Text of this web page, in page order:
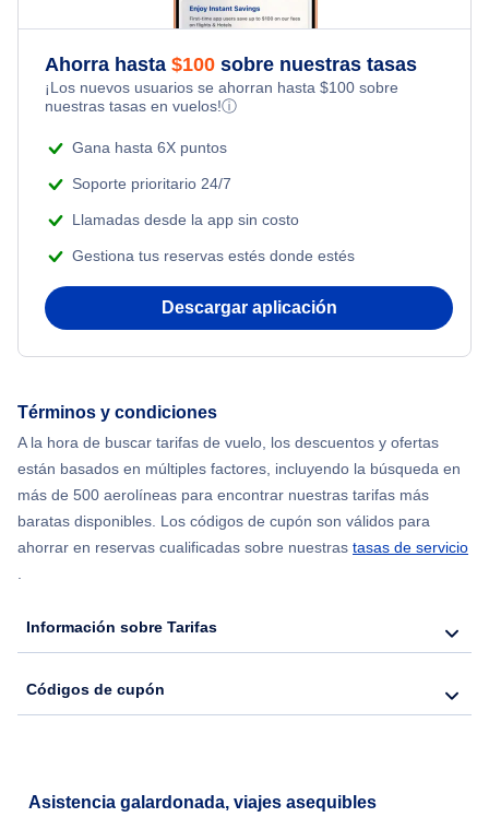
Ahorra hasta $100 sobre nuestras tasas
¡Los nuevos usuarios se ahorran hasta $100 sobre
nuestras tasas en vuelos!ⓘ
Gana hasta 6X puntos
Soporte prioritario 24/7
Llamadas desde la app sin costo
Gestiona tus reservas estés donde estés
Descargar aplicación
Términos y condiciones
A la hora de buscar tarifas de vuelo, los descuentos y ofertas
están basados en múltiples factores, incluyendo la búsqueda en
más de 500 aerolíneas para encontrar nuestras tarifas más
baratas disponibles. Los códigos de cupón son válidos para
ahorrar en reservas cualificadas sobre nuestras tasas de servicio
.
Información sobre Tarifas
Códigos de cupón
Asistencia galardonada, viajes asequibles